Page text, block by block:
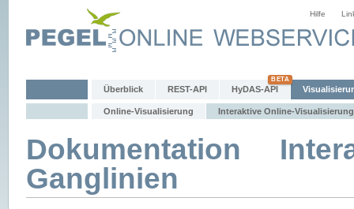
Hilfe
Überblick REST-API HyDAS-API
Online-Visualisierung Interaktive Online-Visualisierung
Dokumentation
Ganglinien